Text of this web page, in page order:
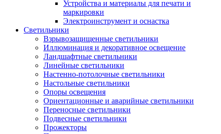
Устройства и материалы для печати и
маркировки
Электроинструмент и оснастка
Светильники
Взрывозащищенные светильники
Иллюминация и декоративное освещение
Ландшафтные светильники
Линейные светильники
Настенно-потолочные светильники
Настольные светильники
Опоры освещения
Ориентационные и аварийные светильники
Переносные светильники
Подвесные светильники
Прожекторы